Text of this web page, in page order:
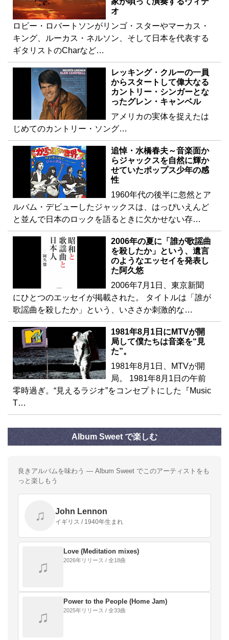
オ
ロビー・ロバートソンがリンゴ・スターやマーカス・
キング、ルーカス・ネルソン、そして日本を代表する
ギタリストのCharなど…
レッキング・クルーの一員
からスタートして偉大なる
カントリー・シンガーとな
ったグレン・キャンベル
アメリカの実体を捉えたは
じめてのカントリー・ソング…
追悼・水橋春夫～音楽面か
らジャックスを自然に輝か
せていたポップス少年の感
性
1960年代の後半に忽然とア
ルバム・デビューしたジャックスは、はっぴいえんど
と並んで日本のロックを語るときに欠かせない存…
2006年の夏に「誰が歌謡曲
を殺したか」という、遺言
のようなエッセイを発表し
た阿久悠
2006年7月1日、東京新聞
にひとつのエッセイが掲載された。 タイトルは「誰が
歌謡曲を殺したか」という、いささか刺激的な…
1981年8月1日にMTVが開
局して僕たちは音楽を“見
た”。
1981年8月1日、MTVが開
局。 1981年8月1日の午前
零時過ぎ。“見えるラジオ”をコンセプトにした『Music
T…
Album Sweet で楽しむ
良きアルバムを味わう — Album Sweet でこのアーティストをも
っと楽しもう
♫ John Lennon
イギリス / 1940年生まれ
♫
Love (Meditation mixes)
2026年リリース / 全18曲
♫
Power to the People (Home Jam)
2025年リリース / 全33曲